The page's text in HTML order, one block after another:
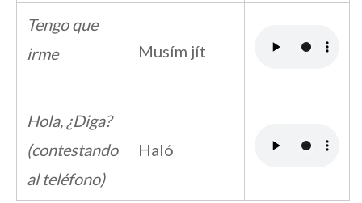
Tengo que
irme
Musím jít
Hola, ¿Diga?
(contestando
al teléfono)
Haló